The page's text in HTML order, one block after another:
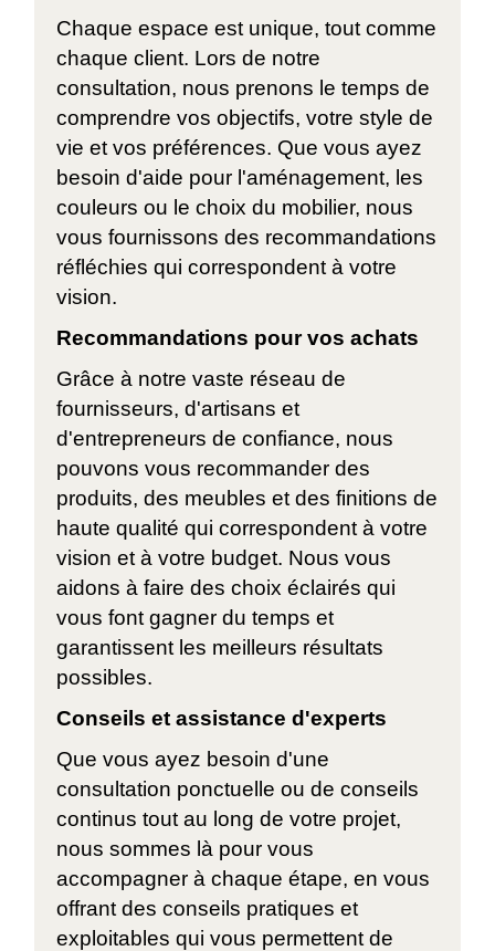
Chaque espace est unique, tout comme
chaque client. Lors de notre
consultation, nous prenons le temps de
comprendre vos objectifs, votre style de
vie et vos préférences. Que vous ayez
besoin d'aide pour l'aménagement, les
couleurs ou le choix du mobilier, nous
vous fournissons des recommandations
réfléchies qui correspondent à votre
vision.
Recommandations pour vos achats
Grâce à notre vaste réseau de
fournisseurs, d'artisans et
d'entrepreneurs de confiance, nous
pouvons vous recommander des
produits, des meubles et des finitions de
haute qualité qui correspondent à votre
vision et à votre budget. Nous vous
aidons à faire des choix éclairés qui
vous font gagner du temps et
garantissent les meilleurs résultats
possibles.
Conseils et assistance d'experts
Que vous ayez besoin d'une
consultation ponctuelle ou de conseils
continus tout au long de votre projet,
nous sommes là pour vous
accompagner à chaque étape, en vous
offrant des conseils pratiques et
exploitables qui vous permettent de